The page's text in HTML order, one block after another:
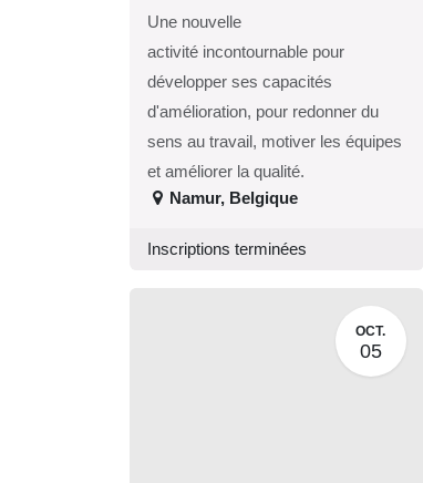
Une nouvelle
activité incontournable pour
développer ses capacités
d'amélioration, pour redonner
du sens au travail, motiver les
équipes et améliorer la qualité.
Namur ,Belgique
Inscriptions terminées
OCT.
05